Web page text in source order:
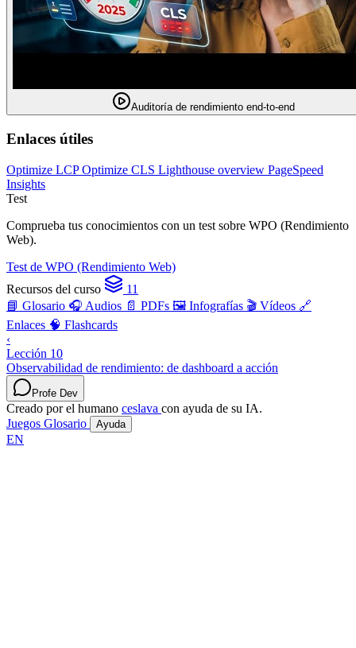
Auditoría de rendimiento end-to-end
Enlaces útiles
Optimize LCPOptimize CLS Lighthouse overview PageSpeed
Insights
Test
Comprueba tus conocimientos con un test sobre WPO (Rendimiento
Web).
Test de WPO (Rendimiento Web)
Recursos del curso
11
📘 Glosario 🎧 Audios 📄 PDFs 🖼️ Infografías 🎬 Vídeos 🔗
Enlaces 🧠 Flashcards
‹
Lección 10
Observabilidad de rendimiento: de dashboard a acción
Profe Dev
Creado por el humano ceslava con ayuda de su IA.
Juegos Glosario Ayuda
EN